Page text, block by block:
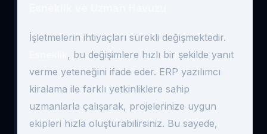
İşletmelerin ihtiyaçları sürekli değişmektedir.
, bu değişimlere hızlı bir şekilde yanıt
verme yeteneğini ifade eder. ERP yazılımcı
kiralama ile farklı yetkinliklere sahip
uzmanlarla çalışarak, projelerinize uygun
ekipleri hızla oluşturabilirsiniz. Bu sayede,